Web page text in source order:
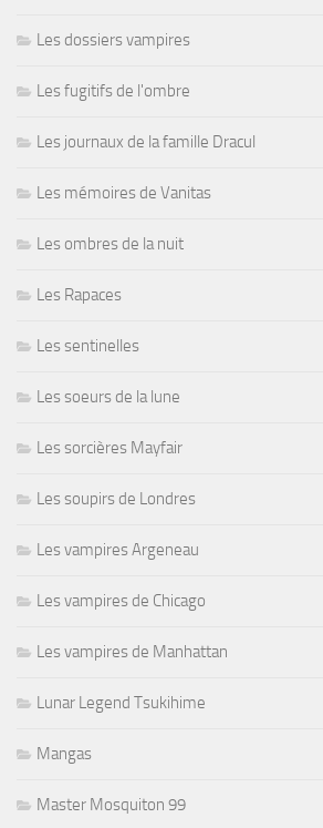
Les dossiers vampires
Les fugitifs de l'ombre
Les journaux de la famille Dracul
Les mémoires de Vanitas
Les ombres de la nuit
Les Rapaces
Les sentinelles
Les soeurs de la lune
Les sorcières Mayfair
Les soupirs de Londres
Les vampires Argeneau
Les vampires de Chicago
Les vampires de Manhattan
Lunar Legend Tsukihime
Mangas
Master Mosquiton 99